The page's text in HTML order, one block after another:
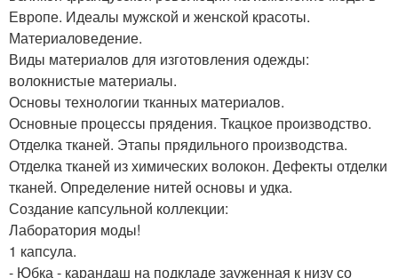
Европе. Идеалы мужской и женской красоты.
Материаловедение.
Виды материалов для изготовления одежды:
волокнистые материалы.
Основы технологии тканных материалов.
Основные процессы прядения. Ткацкое производство.
Отделка тканей. Этапы прядильного производства.
Отделка тканей из химических волокон. Дефекты отделки
тканей. Определение нитей основы и удка.
Создание капсульной коллекции:
Лаборатория моды!
1 капсула.
- Юбка - карандаш на подкладе зауженная к низу со